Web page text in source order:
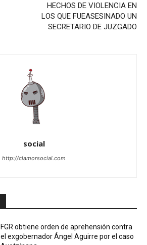
HECHOS DE VIOLENCIA EN
LOS QUE FUEASESINADO UN
SECRETARIO DE JUZGADO
social
http://clamorsocial.com
FGR obtiene orden de aprehensión contra
el exgobernador Ángel Aguirre por el caso